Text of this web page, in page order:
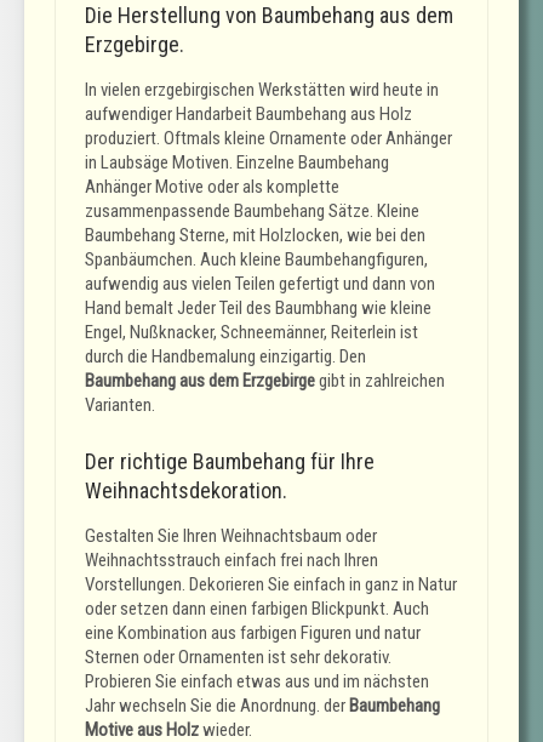
Die Herstellung von Baumbehang aus dem
Erzgebirge.
In vielen erzgebirgischen Werkstätten wird heute in
aufwendiger Handarbeit Baumbehang aus Holz
produziert. Oftmals kleine Ornamente oder Anhänger
in Laubsäge Motiven. Einzelne Baumbehang
Anhänger Motive oder als komplette
zusammenpassende Baumbehang Sätze. Kleine
Baumbehang Sterne, mit Holzlocken, wie bei den
Spanbäumchen. Auch kleine Baumbehangfiguren,
aufwendig aus vielen Teilen gefertigt und dann von
Hand bemalt Jeder Teil des Baumbhang wie kleine
Engel, Nußknacker, Schneemänner, Reiterlein ist
durch die Handbemalung einzigartig. Den
Baumbehang aus dem Erzgebirgegibt in zahlreichen
Varianten.
Der richtige Baumbehang für Ihre
Weihnachtsdekoration.
Gestalten Sie Ihren Weihnachtsbaum oder
Weihnachtsstrauch einfach frei nach Ihren
Vorstellungen. Dekorieren Sie einfach in ganz in Natur
oder setzen dann einen farbigen Blickpunkt. Auch
eine Kombination aus farbigen Figuren und natur
Sternen oder Ornamenten ist sehr dekorativ.
Probieren Sie einfach etwas aus und im nächsten
Jahr wechseln Sie die Anordnung. der Baumbehang
Motive aus Holzwieder.